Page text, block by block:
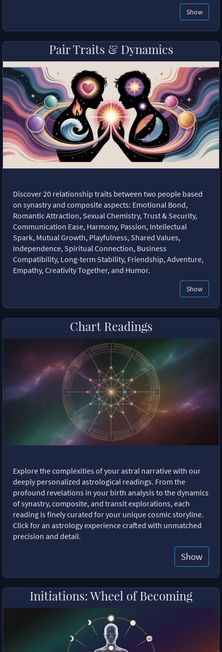
Show
Pair Traits & Dynamics
Discover 20 relationship traits between two people based
on synastry and composite aspects: Emotional Bond,
Romantic Attraction, Sexual Chemistry, Trust & Security,
Communication Ease, Harmony, Passion, Intellectual
Spark, Mutual Growth, Playfulness, Shared Values,
Independence, Spiritual Connection, Business
Compatibility, Long-term Stability, Friendship, Adventure,
Empathy, Creativity Together, and Humor.
Show
Chart Readings
Explore the complexities of your astral narrative with our
deeply personalized astrological readings. From the
profound revelations in your birth analysis to the dynamics
of synastry, composite, and transit explorations, each
reading is finely curated for your unique cosmic storyline.
Click for an astrology experience crafted with unmatched
precision and detail.
Show
Initiations: Wheel of Becoming